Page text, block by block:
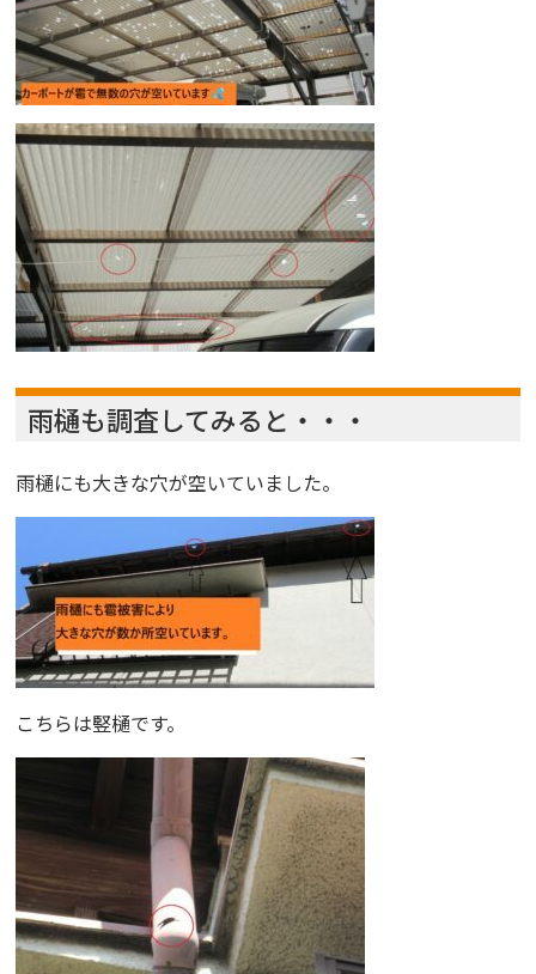
雨樋も調査してみると・・・
雨樋にも大きな穴が空いていました。
こちらは竪樋です。